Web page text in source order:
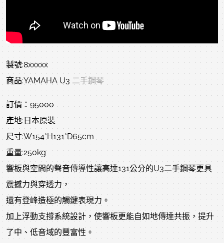
製號:8xxxxx
商品:YAMAHA U3 二手鋼琴
訂價： 95000
產地:日本原裝
尺寸:W154*H131*D65cm
重量:250kg
響板與空間的聲音傳導性讓高達131公分的U3二手鋼琴更具
震撼力與穿透力，
還有登峰造極的觸鍵表現力。
加上浮動支撐系統設計，使響板更能自如地傳達共振，提升
了中、低音域的豐富性。